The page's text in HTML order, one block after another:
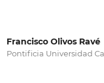
Francisco Olivos Ravé
Pontificia Universidad